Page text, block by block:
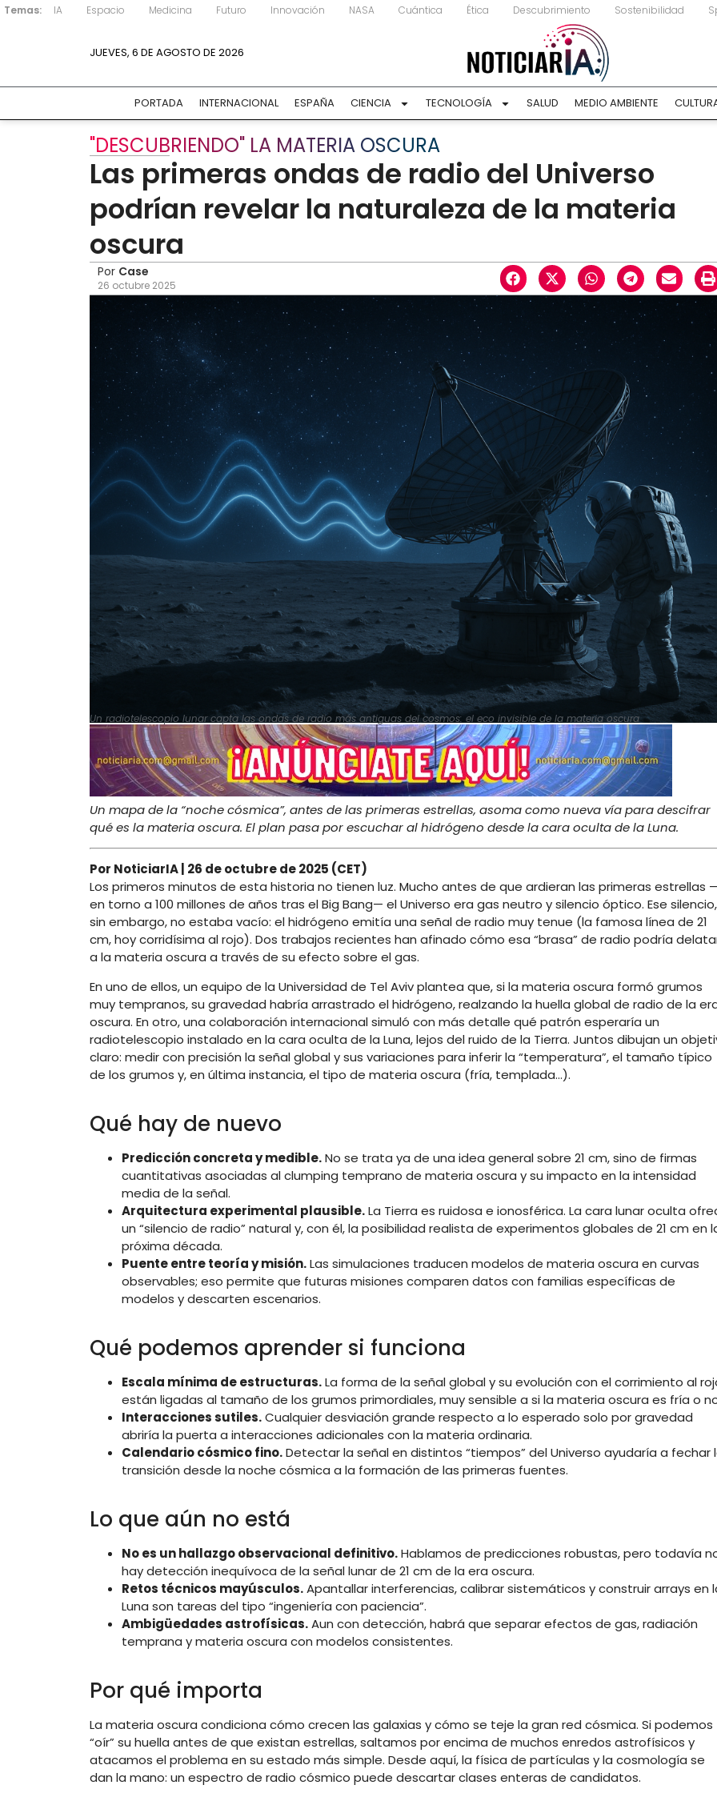
Temas: IA Espacio Medicina Futuro Innovación NASA Cuántica Ética Descubrimiento Sostenibilidad
JUEVES, 6 DE AGOSTO DE 2026
PORTADA INTERNACIONAL ESPAÑA CIENCIA TECNOLOGÍA SALUD MEDIO AMBIENTE
"DESCUBRIENDO" LA MATERIA OSCURA
Las primeras ondas de radio del Universo
podrían revelar la naturaleza de la materia
oscura
Por Case
26 octubre 2025
Un radiotelescopio lunar capta las ondas de radio más antiguas del cosmos: el eco invisible de la materia oscura
Un mapa de la “noche cósmica”, antes de las primeras estrellas, asoma como nueva vía para descifrar
qué es la materia oscura. El plan pasa por escuchar al hidrógeno desde la cara oculta de la Luna.
Por NoticiarIA | 26 de octubre de 2025 (CET)
Los primeros minutos de esta historia no tienen luz. Mucho antes de que ardieran las primeras estrellas
en torno a 100 millones de años tras el Big Bang— el Universo era gas neutro y silencio óptico. Ese silencio,
sin embargo, no estaba vacío: el hidrógeno emitía una señal de radio muy tenue (la famosa línea de 21
cm, hoy corridísima al rojo). Dos trabajos recientes han afinado cómo esa “brasa” de radio podría
a la materia oscura a través de su efecto sobre el gas.
En uno de ellos, un equipo de la Universidad de Tel Aviv plantea que, si la materia oscura formó grumos
muy tempranos, su gravedad habría arrastrado el hidrógeno, realzando la huella global de radio de la
oscura. En otro, una colaboración internacional simuló con más detalle qué patrón esperaría un
radiotelescopio instalado en la cara oculta de la Luna, lejos del ruido de la Tierra. Juntos dibujan un
claro: medir con precisión la señal global y sus variaciones para inferir la “temperatura”, el tamaño típico
de los grumos y, en última instancia, el tipo de materia oscura (fría, templada…).
Qué hay de nuevo
Predicción concreta y medible.No se trata ya de una idea general sobre 21 cm, sino de firmas
cuantitativas asociadas al clumping temprano de materia oscura y su impacto en la intensidad
media de la señal.
Arquitectura experimental plausible.La Tierra es ruidosa e ionosférica. La cara lunar oculta
un “silencio de radio” natural y, con él, la posibilidad realista de experimentos globales de 21 cm en
próxima década.
Puente entre teoría y misión.Las simulaciones traducen modelos de materia oscura en curvas
observables; eso permite que futuras misiones comparen datos con familias específicas de
modelos y descarten escenarios.
Qué podemos aprender si funciona
Escala mínima de estructuras.La forma de la señal global y su evolución con el corrimiento al
están ligadas al tamaño de los grumos primordiales, muy sensible a si la materia oscura es fría o
Interacciones sutiles.Cualquier desviación grande respecto a lo esperado solo por gravedad
abriría la puerta a interacciones adicionales con la materia ordinaria.
Calendario cósmico fino.Detectar la señal en distintos “tiempos” del Universo ayudaría a fechar
transición desde la noche cósmica a la formación de las primeras fuentes.
Lo que aún no está
No es un hallazgo observacional definitivo.Hablamos de predicciones robustas, pero todavía
hay detección inequívoca de la señal lunar de 21 cm de la era oscura.
Retos técnicos mayúsculos.Apantallar interferencias, calibrar sistemáticos y construir arrays en
Luna son tareas del tipo “ingeniería con paciencia”.
Ambigüedades astrofísicas.Aun con detección, habrá que separar efectos de gas, radiación
temprana y materia oscura con modelos consistentes.
Por qué importa
La materia oscura condiciona cómo crecen las galaxias y cómo se teje la gran red cósmica. Si podemos
“oír” su huella antes de que existan estrellas, saltamos por encima de muchos enredos astrofísicos y
atacamos el problema en su estado más simple. Desde aquí, la física de partículas y la cosmología se
dan la mano: un espectro de radio cósmico puede descartar clases enteras de candidatos.